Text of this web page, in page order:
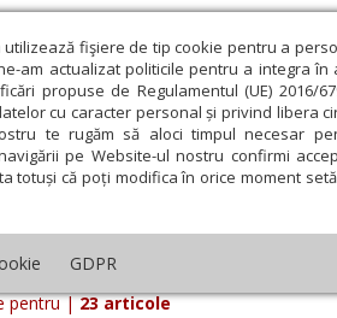
utilizează fişiere de tip cookie pentru a
am actualizat politicile pentru a integra
propuse de Regulamentul (UE)
cu caracter personal și privind libera
te rugăm să aloci timpul necesar
pe Website-ul nostru confirmi
totuși că poți modifica în orice moment
GDPR
Teologie și spiritualitate
Ziarul Lumina din 14
pentru|23 articole